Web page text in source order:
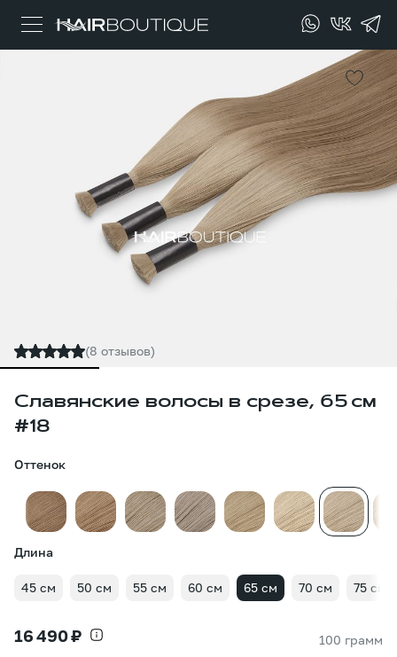
(8 отзывов)
Славянские волосы в срезе, 65 см
#18
Оттенок
Длина
45 см 50 см 55 см 60 см 65 см 70 см 75 см
16 490 ₽ 100 грамм